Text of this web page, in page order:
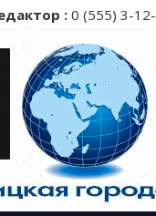
: 0 (555) 3-